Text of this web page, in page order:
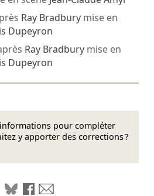
Ray Bradburymise en
Dupeyron
Ray Bradburymise en
Dupeyron
pour compléter
y apporter des corrections ?
le liensur LinkedIn
Partager sur Mastodon
Partager sur Bluesky
Partager sur Facebook